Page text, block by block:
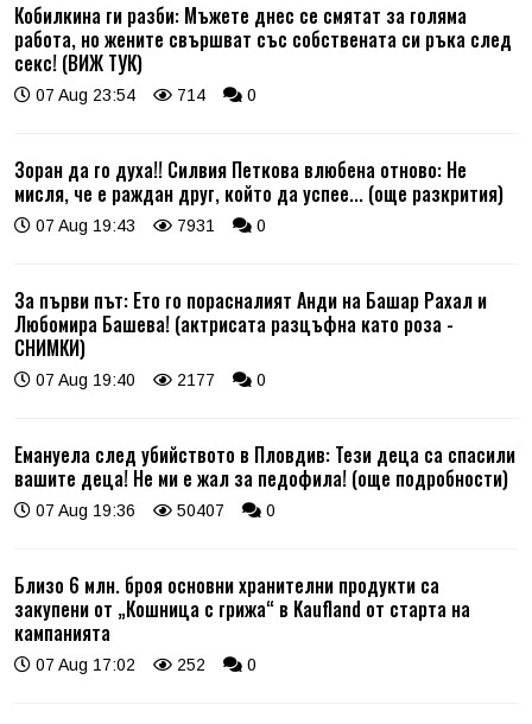
Кобилкина ги разби: Мъжете днес се смятат за голяма
работа, но жените свършват със собствената си ръка след
секс! (ВИЖ ТУК)
07 Aug 23:54 714 0
Зоран да го духа!! Силвия Петкова влюбена отново: Не
мисля, че е раждан друг, който да успее... (още разкрития)
07 Aug 19:43 7931 0
За първи път: Ето го порасналият Анди на Башар Рахал и
Любомира Башева! (актрисата разцъфна като роза -
СНИМКИ)
07 Aug 19:40 2177 0
Емануела след убийството в Пловдив: Тези деца са спасили
вашите деца! Не ми е жал за педофила! (още подробности)
07 Aug 19:36 50407 0
Близо 6 млн. броя основни хранителни продукти са
закупени от „Кошница с грижа“ в Kaufland от старта на
кампанията
07 Aug 17:02 252 0